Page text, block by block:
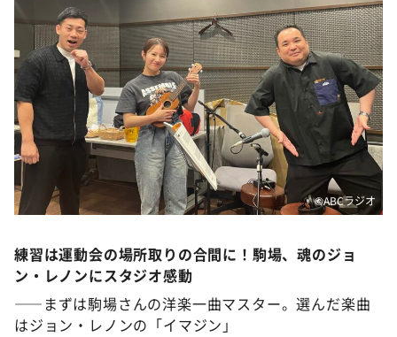
ＬＩＦＥ～夢のカタチ～
新婚さんいらっしゃい！
ポツンと一軒家
ザキ山小屋本館
ぺこぱのまるスポ
アナ回覧板
©️ABCラジオ
練習は運動会の場所取りの合間に！駒場、魂のジョ
ン・レノンにスタジオ感動
――まずは駒場さんの洋楽一曲マスター。選んだ楽曲
はジョン・レノンの「イマジン」